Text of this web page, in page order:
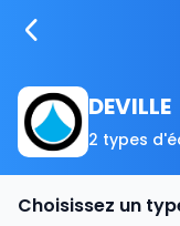
DEVILLE
2 types
Choisissez un